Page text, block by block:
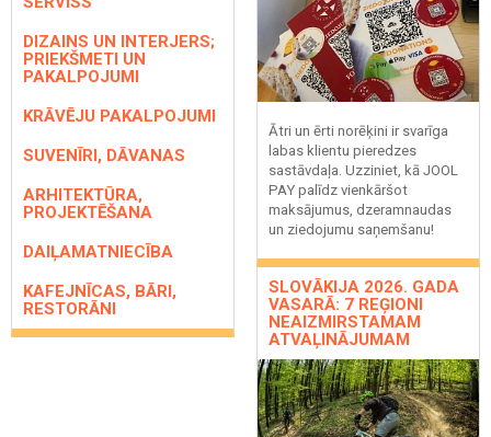
DIZAINS UN INTERJERS;
PRIEKŠMETI UN
PAKALPOJUMI
KRĀVĒJU PAKALPOJUMI
SUVENĪRI, DĀVANAS
ARHITEKTŪRA,
PROJEKTĒŠANA
DAIĻAMATNIECĪBA
KAFEJNĪCAS, BĀRI,
RESTORĀNI
Ātri un ērti norēķini ir svarīga
labas klientu pieredzes
sastāvdaļa. Uzziniet, kā JOOL
PAY palīdz vienkāršot
maksājumus, dzeramnaudas
un ziedojumu saņemšanu!
SLOVĀKIJA 2026. GADA
VASARĀ: 7 REĢIONI
NEAIZMIRSTAMAM
ATVAĻINĀJUMAM